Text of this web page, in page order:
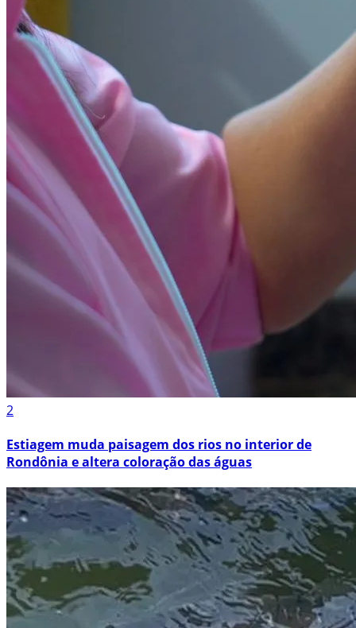
2
Estiagem muda paisagem dos rios no interior de
Rondônia e altera coloração das águas